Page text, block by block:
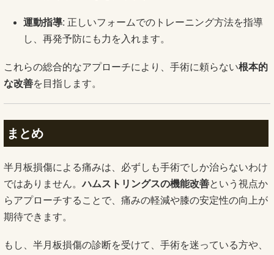
運動指導: 正しいフォームでのトレーニング方法を指導
し、再発予防にも力を入れます。
これらの総合的なアプローチにより、手術に頼らない根本的
な改善を目指します。
まとめ
半月板損傷による痛みは、必ずしも手術でしか治らないわけ
ではありません。ハムストリングスの機能改善という視点か
らアプローチすることで、痛みの軽減や膝の安定性の向上が
期待できます。
もし、半月板損傷の診断を受けて、手術を迷っている方や、